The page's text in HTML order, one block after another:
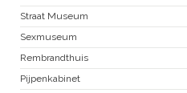
Straat Museum
Sexmuseum
Rembrandthuis
Pijpenkabinet